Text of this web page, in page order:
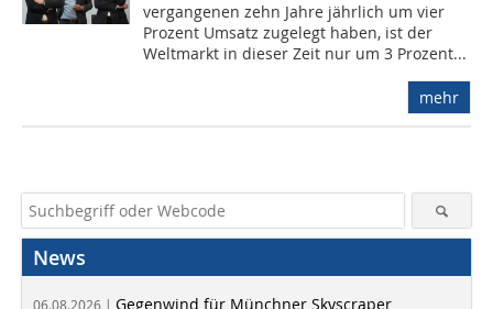
vergangenen zehn Jahre jährlich um vier
Prozent Umsatz zugelegt haben, ist der
Weltmarkt in dieser Zeit nur um 3 Prozent...
mehr
News
06.08.2026 | Gegenwind für Münchner Skyscraper